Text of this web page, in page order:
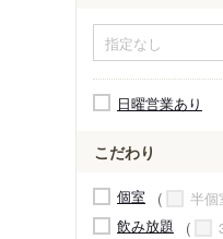
日曜営業あり
こだわり
個室
半個
飲み放題